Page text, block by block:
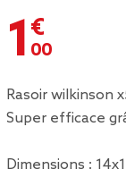
1,00 €
Rasoir wilkinson
Super efficace
Dimensions :